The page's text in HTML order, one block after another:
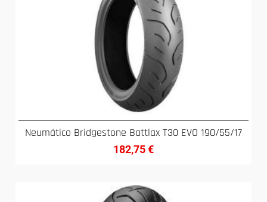
Neumático Bridgestone Battlax T30 EVO 190/55/17
182,75€